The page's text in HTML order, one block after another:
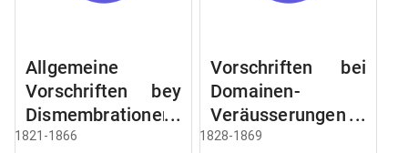
Allgemeine
Vorschriften bey
Dismembrationen
Domainen-
1821-1866
Vorschriften bei
Domainen-
Veräusserungen
und
1828-1869